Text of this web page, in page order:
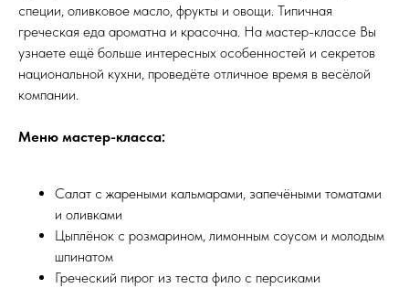
специи, оливковое масло, фрукты и овощи. Типичная
греческая еда ароматна и красочна. На мастер-классе Вы
узнаете ещё больше интересных особенностей и секретов
национальной кухни, проведёте отличное время в весёлой
компании.
Меню мастер-класса:
Салат с жареными кальмарами, запечёными томатами
и оливками
Цыплёнок с розмарином, лимонным соусом и молодым
шпинатом
Греческий пирог из теста фило с персиками